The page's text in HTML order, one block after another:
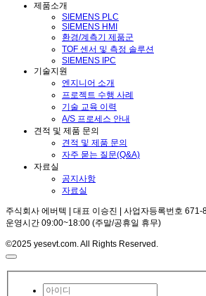
제품소개
SIEMENS PLC
SIEMENS HMI
환경/계측기 제품군
TOF 센서 및 측정 솔루션
SIEMENS IPC
기술지원
엔지니어 소개
프로젝트 수행 사례
기술 교육 이력
A/S 프로세스 안내
견적 및 제품 문의
견적 및 제품 문의
자주 묻는 질문(Q&A)
자료실
공지사항
자료실
주식회사 에버텍 | 대표 이승진 | 사업자등록번호
운영시간 09:00~18:00 (주말/공휴일 휴무)
©2025 yesevt.com. All Rights Reserved.